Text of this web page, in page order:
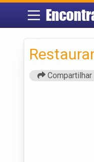
Compartilhar